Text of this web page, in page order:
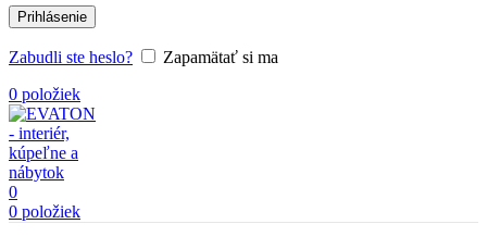
Prihlásenie
Zabudli ste heslo?
Zapamätať si ma
0 položiek
0
0 položiek